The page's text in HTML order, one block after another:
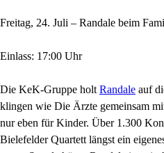
Freitag, 24. Juli – Randale beim
Einlass: 17:00 Uhr
Die KeK-Gruppe holt Randale auf
klingen wie Die Ärzte gemeinsam
nur eben für Kinder. Über 1.300
Bielefelder Quartett längst ein